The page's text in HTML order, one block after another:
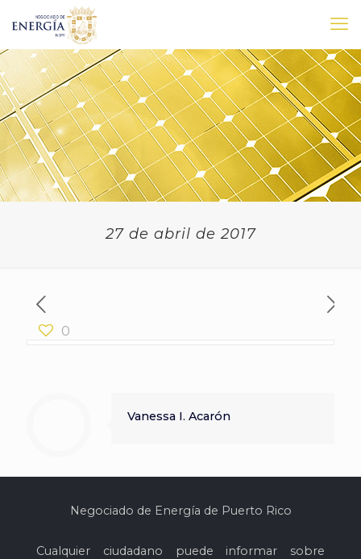
27 de abril de 2017
0
Vanessa I. Acarón
Negociado de Energía de Puerto Rico
Cualquier ciudadano puede informar sobre